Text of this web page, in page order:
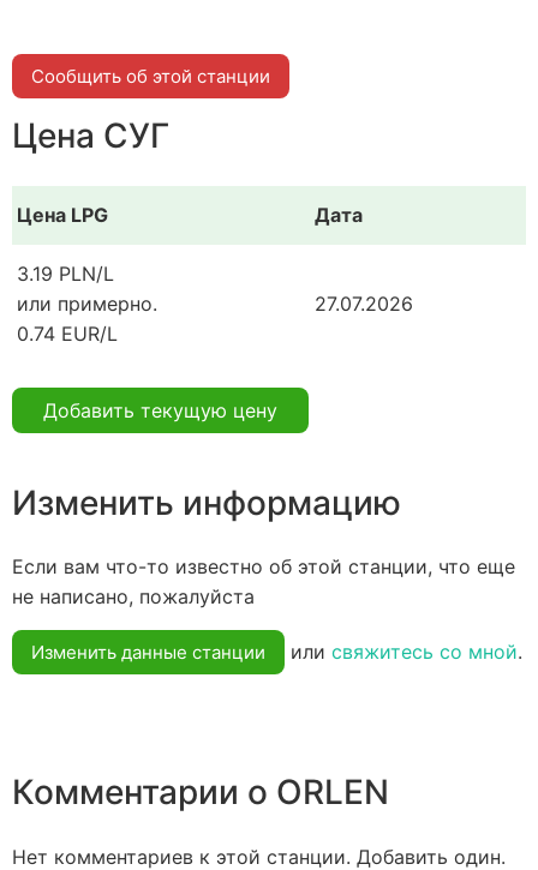
Сообщить об этой станции
Цена СУГ
Цена LPG Дата
3.19 PLN/L
или примерно.
0.74 EUR/L
27.07.2026
Добавить текущую цену
Изменить информацию
Если вам что-то известно об этой станции, что еще
не написано, пожалуйста
Изменить данные станции или свяжитесь со мной.
Комментарии о ORLEN
Нет комментариев к этой станции. Добавить один.